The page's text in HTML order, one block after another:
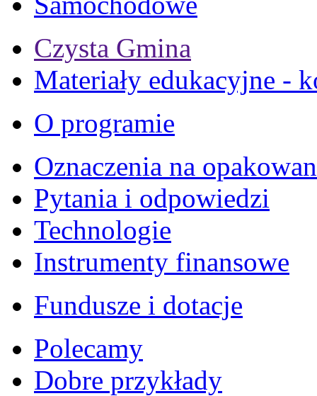
Czysta Gmina
Materiały edukacyjne -
O programie
Oznaczenia na
Pytania i odpowiedzi
Technologie
Instrumenty finansowe
Fundusze i dotacje
Polecamy
Dobre przykłady